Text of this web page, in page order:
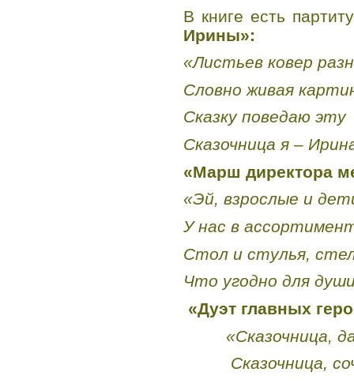
В книге есть
Ирины»:
«Листьев ковер
Словно живая
Сказку поведаю эту
Сказочница я –
«Марш директора
«Эй, взрослые и
У нас в
Стол и стулья,
Что угодно для
«Дуэт главных
«Сказочница,
Сказочница,